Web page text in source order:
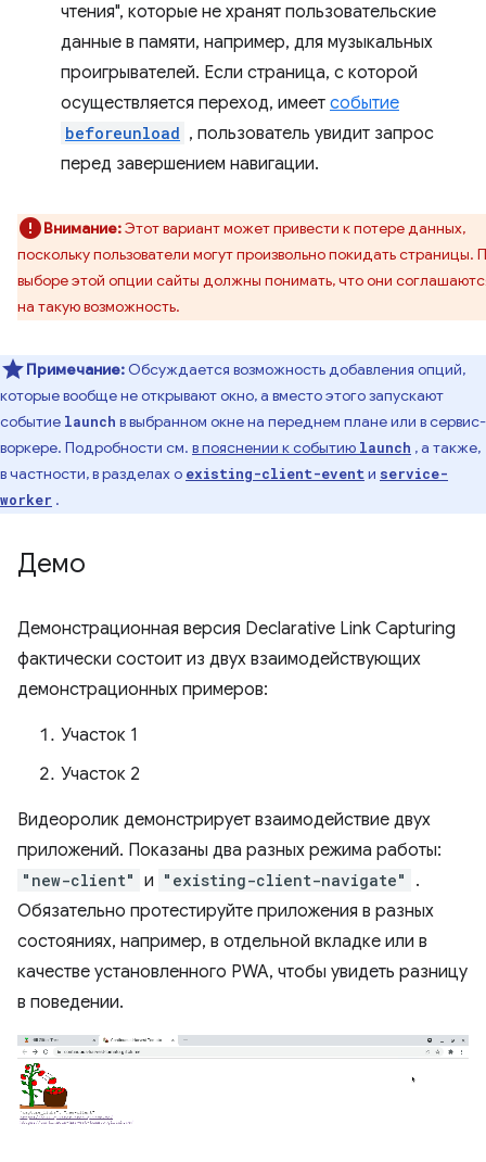
чтения", которые не хранят пользовательские
данные в памяти, например, для музыкальных
проигрывателей. Если страница, с которой
осуществляется переход, имеет событие
beforeunload , пользователь увидит запрос
перед завершением навигации.
Внимание:Этот вариант может привести к потере данных,
поскольку пользователи могут произвольно покидать страницы.
выборе этой опции сайты должны понимать, что они
на такую ​​возможность.
Примечание: Обсуждается возможность добавления опций,
которые вообще не открывают окно, а вместо этого запускают
событие launch в выбранном окне на переднем плане или в сервис-
воркере. Подробности см. в пояснении к событию launch , а также,
в частности, в разделах о existing-client-event и service-
worker .
Демо
Демонстрационная версия Declarative Link Capturing
фактически состоит из двух взаимодействующих
демонстрационных примеров:
Участок 1
Участок 2
Видеоролик демонстрирует взаимодействие двух
приложений. Показаны два разных режима работы:
"new-client" и "existing-client-navigate"
.
Обязательно протестируйте приложения в разных
состояниях, например, в отдельной вкладке или в
качестве установленного PWA, чтобы увидеть разницу
в поведении.